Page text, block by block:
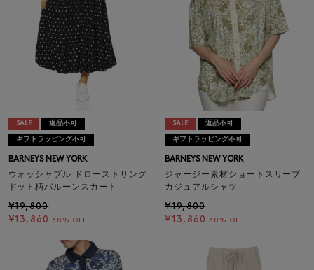
SALE 返品不可
ギフトラッピング不可
BARNEYS NEW YORK
ウォッシャブル ドローストリング
ドット柄バルーンスカート
¥19,800
¥13,860 30% OFF
SALE 返品不可
ギフトラッピング不可
BARNEYS NEW YORK
ジャージー素材ショートスリーブ
カジュアルシャツ
¥19,800
¥13,860 30% OFF